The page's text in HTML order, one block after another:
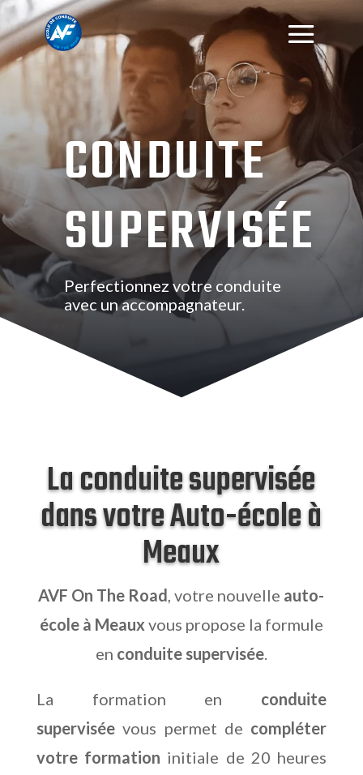
CONDUITE
SUPERVISÉE
Perfectionnez votre conduite
avec un accompagnateur.
La conduite supervisée
dans votre Auto-école à
Meaux
AVF On The Road , votre nouvelle auto-
école à Meaux vous propose la formule
en conduite supervisée.
La formation en
conduite
supervisée vous permet de compléter
votre formation initiale de 20 heures